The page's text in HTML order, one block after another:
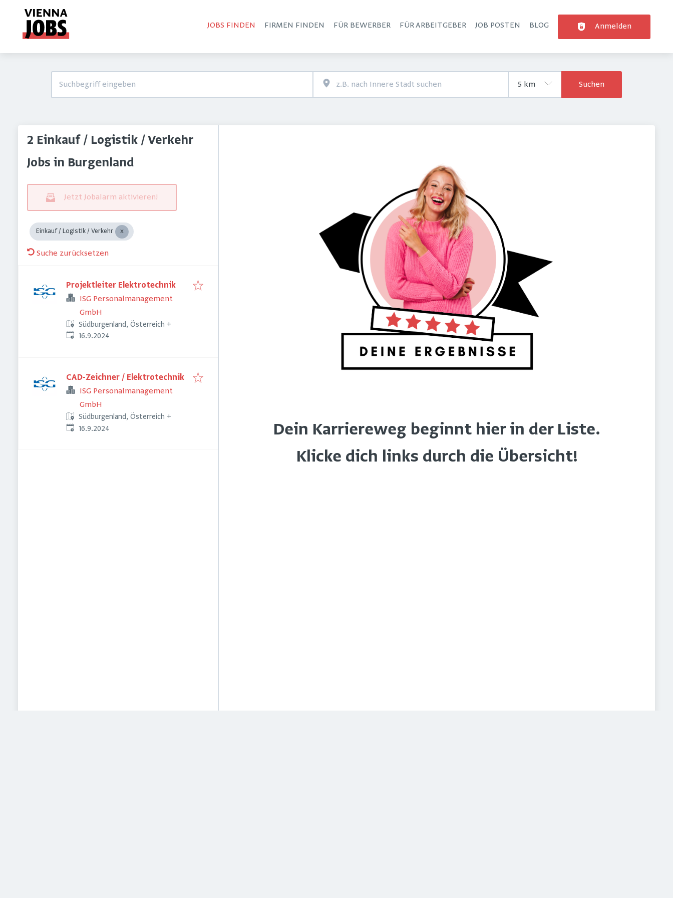
JOBS FINDEN FIRMEN FINDEN FÜR BEWERBER FÜR ARBEITGEBER JOB POSTEN BLOG Anmelden
Suchen
2 Einkauf / Logistik / Verkehr
Jobs in Burgenland
Jetzt Jobalarm aktivieren!
Einkauf / Logistik / Verkehr
Suche zurücksetzen
Projektleiter Elektrotechnik
ISG Personalmanagement
GmbH
Südburgenland, Österreich +
Veröffentlicht
16.9.2024
CAD-Zeichner / Elektrotechnik
ISG Personalmanagement
GmbH
Südburgenland, Österreich +
Veröffentlicht
16.9.2024
Dein Karriereweg beginnt hier in der Liste.
Klicke dich links durch die Übersicht!